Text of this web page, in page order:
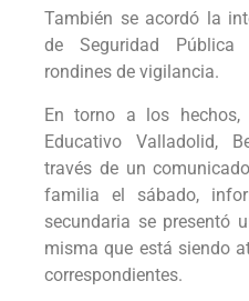
También se acordó la
de Seguridad Pública
rondines de vigilancia.
En torno a los hechos,
Educativo Valladolid,
través de un
familia el sábado,
secundaria se presentó
misma que está siendo
correspondientes.